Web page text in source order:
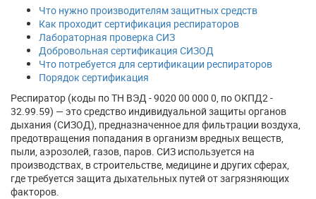
Что нужно производителям защитных средств
Как проходит сертификация респираторов
Лабораторная проверка СИЗ
Добровольная сертификация СИЗОД
Что потребуется для сертификации респираторов
Порядок сертификация
Респиратор (коды по ТН ВЭД - 9020 00 000 0, по ОКПД2 -
32.99.59) — это средство индивидуальной защиты органов
дыхания (СИЗОД), предназначенное для фильтрации воздуха,
предотвращения попадания в организм вредных веществ,
пыли, аэрозолей, газов, паров. СИЗ используется на
производствах, в строительстве, медицине и других сферах,
где требуется защита дыхательных путей от загрязняющих
факторов.